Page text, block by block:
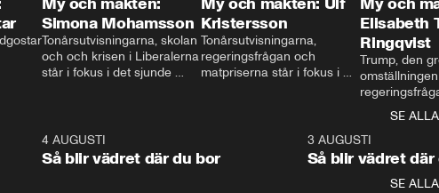
vi
Simona Mohamsson
Tonårsutvisningarna, skolan
och och krisen i Liberalerna
står i fokus i det sjunde
kommentator My
Rohwedder ställer
utbildnings- och
Kristersson
Tonårsutvisningarna,
regeringsfrågan och
matpriserna står i fokus i
Rohwedder ställer
statsminister Ulf Kristersson
Elisabeth
Ringqvist
Trump, den
centrum i
avsnittet av
Makten”. Se
Aftonbladets
Rohwedder
SE ALLA
4 AUGUSTI
Så blir vädret där du bor
3 AUGUSTI
Så blir vädret där
SE ALLA